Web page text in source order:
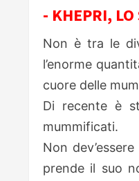
- KHEPRI, LO
Non è tra le
l’enorme
cuore delle
Di recente è
mummificati.
Non
prende il suo